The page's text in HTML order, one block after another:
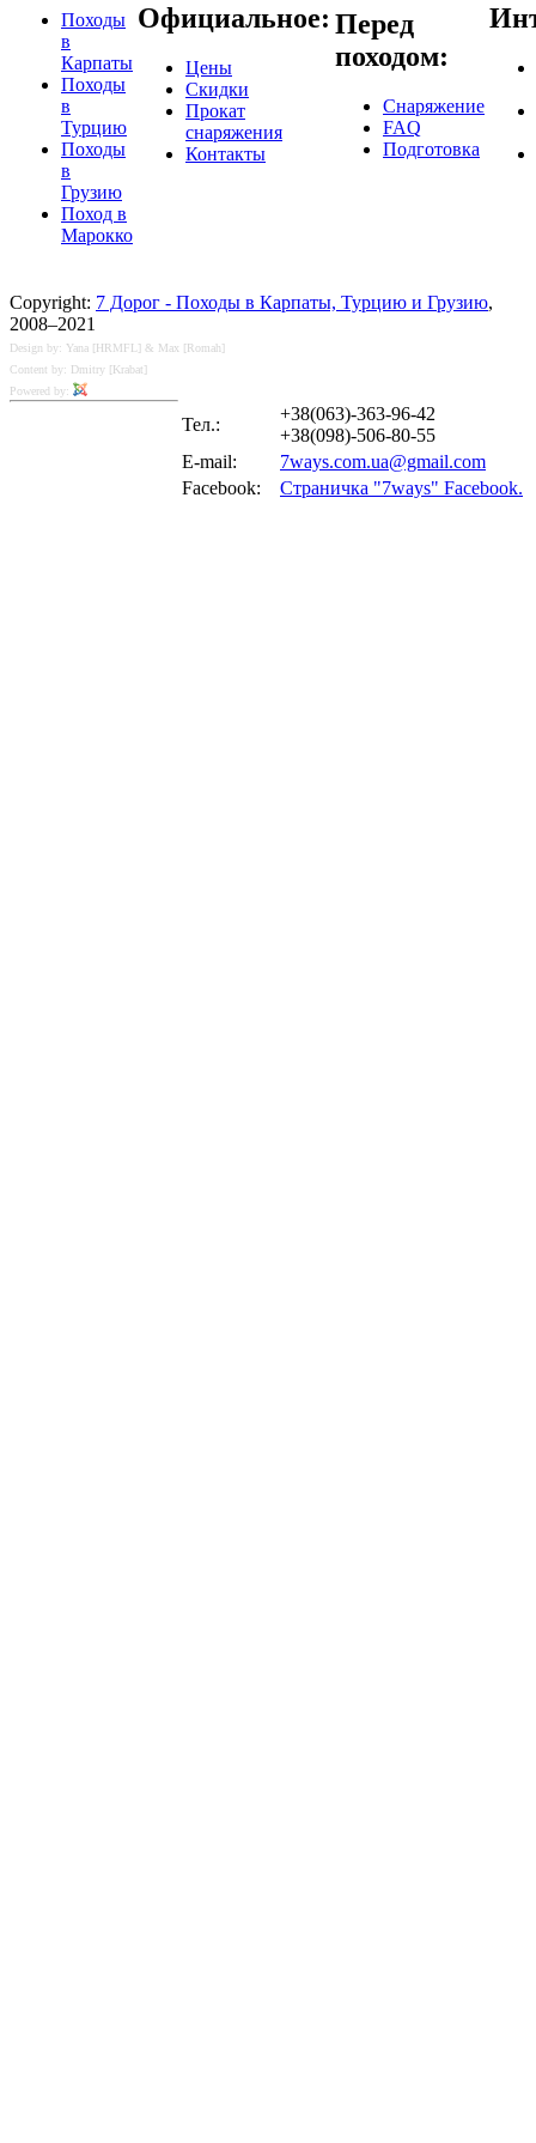
Походы
в
Карпаты
Походы
в
Турцию
Походы
в
Грузию
Поход в
Марокко
Официальное:
Цены
Скидки
Прокат
снаряжения
Контакты
Перед
походом:
Снаряжение
FAQ
Подготовка
Copyright: 7 Дорог - Походы в Карпаты, Турцию и Грузию,
2008–2021
Design by: Yana [HRMFL] & Max [Romah]
Content by: Dmitry [Krabat]
Powered by:
Тел.:
+38(063)-363-96-42
+38(098)-506-80-55
E-mail:
7ways.com.ua@gmail.com
Facebook:
Страничка "7ways" Facebook.